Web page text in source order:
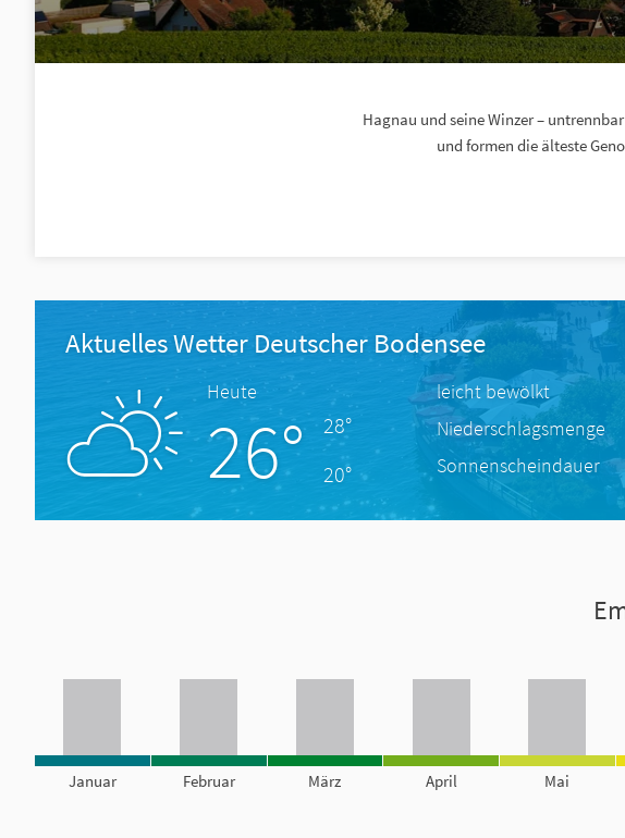
Hagnau und seine Winzer –
und formen die älteste
Aktuelles Wetter Deutscher Bodensee
Heute
26°
28°
20°
leicht bewölkt
Niederschlagsmenge
Sonnenscheindauer
Januar Februar März April Mai